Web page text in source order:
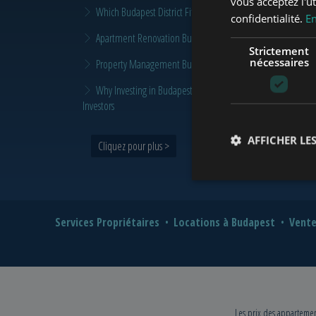
Which Budapest District Fits Which Property Investor in 2026?
Apartment Renovation Budapest: How to Plan a Smarter
Property Management Budapest: When Does It Make Sense
Why Investing in Budapest Real Estate is a Smart Move in
Investors
Cliquez pour plus >
Services Propriétaires Locations à Budapest
Les prix des
confidentialité.
Strictement
nécessaires
AFFICHER